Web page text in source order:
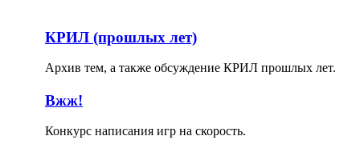
КРИЛ (прошлых лет)
Архив тем, а также обсуждение КРИЛ прошлых лет.
Вжж!
Конкурс написания игр на скорость.